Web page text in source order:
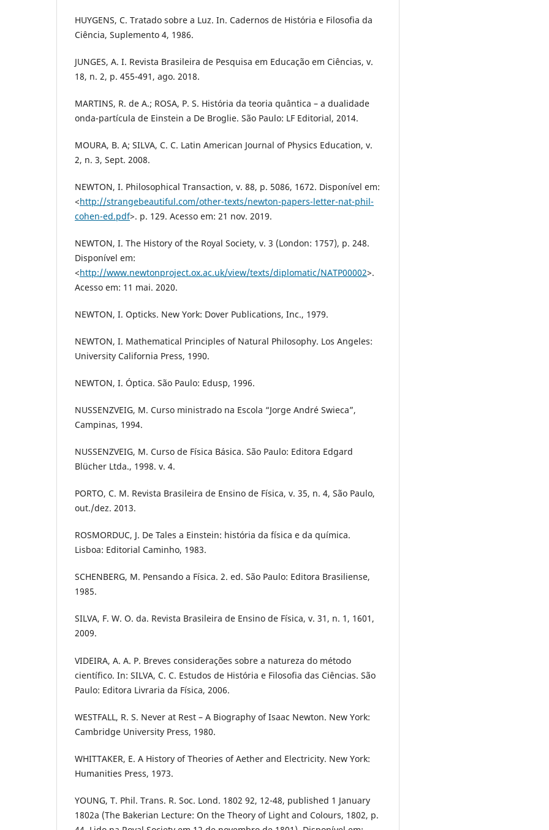
HUYGENS, C. Tratado sobre a Luz. In. Cadernos de História e Filosofia da
Ciência, Suplemento 4, 1986.
JUNGES, A. I. Revista Brasileira de Pesquisa em Educação em Ciências, v.
18, n. 2, p. 455-491, ago. 2018.
MARTINS, R. de A.; ROSA, P. S. História da teoria quântica – a dualidade
onda-partícula de Einstein a De Broglie. São Paulo: LF Editorial, 2014.
MOURA, B. A; SILVA, C. C. Latin American Journal of Physics Education, v.
2, n. 3, Sept. 2008.
NEWTON, I. Philosophical Transaction, v. 88, p. 5086, 1672. Disponível em:
<http://strangebeautiful.com/other-texts/newton-papers-letter-nat-phil-
cohen-ed.pdf>. p. 129. Acesso em: 21 nov. 2019.
NEWTON, I. The History of the Royal Society, v. 3 (London: 1757), p. 248.
Disponível em:
<http://www.newtonproject.ox.ac.uk/view/texts/diplomatic/NATP00002>.
Acesso em: 11 mai. 2020.
NEWTON, I. Opticks. New York: Dover Publications, Inc., 1979.
NEWTON, I. Mathematical Principles of Natural Philosophy. Los Angeles:
University California Press, 1990.
NEWTON, I. Óptica. São Paulo: Edusp, 1996.
NUSSENZVEIG, M. Curso ministrado na Escola “Jorge André Swieca”,
Campinas, 1994.
NUSSENZVEIG, M. Curso de Física Básica. São Paulo: Editora Edgard
Blücher Ltda., 1998. v. 4.
PORTO, C. M. Revista Brasileira de Ensino de Física, v. 35, n. 4, São Paulo,
out./dez. 2013.
ROSMORDUC, J. De Tales a Einstein: história da física e da química.
Lisboa: Editorial Caminho, 1983.
SCHENBERG, M. Pensando a Física. 2. ed. São Paulo: Editora Brasiliense,
1985.
SILVA, F. W. O. da. Revista Brasileira de Ensino de Física, v. 31, n. 1, 1601,
2009.
VIDEIRA, A. A. P. Breves considerações sobre a natureza do método
científico. In: SILVA, C. C. Estudos de História e Filosofia das Ciências. São
Paulo: Editora Livraria da Física, 2006.
WESTFALL, R. S. Never at Rest – A Biography of Isaac Newton. New York:
Cambridge University Press, 1980.
WHITTAKER, E. A History of Theories of Aether and Electricity. New York:
Humanities Press, 1973.
YOUNG, T. Phil. Trans. R. Soc. Lond. 1802 92, 12-48, published 1 January
1802a (The Bakerian Lecture: On the Theory of Light and Colours, 1802, p.